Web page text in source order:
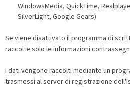
WindowsMedia, QuickTime,
SilverLight, Google Gears)
Se viene disattivato il programma di
raccolte solo le informazioni
I dati vengono raccolti mediante un
trasmessi al server di registrazione